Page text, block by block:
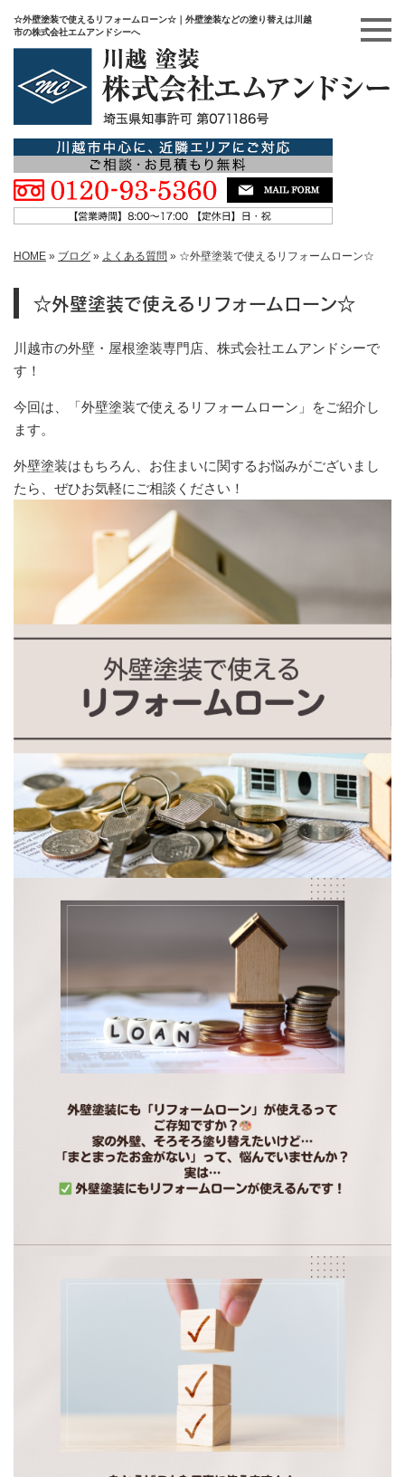
☆外壁塗装で使えるリフォームローン☆｜外壁塗装などの塗り替えは川越
市の株式会社エムアンドシーへ
HOME » ブログ » よくある質問 » ☆外壁塗装で使えるリフォームローン☆
☆外壁塗装で使えるリフォームローン☆
川越市の外壁・屋根塗装専門店、株式会社エムアンドシーで
す！
今回は、「外壁塗装で使えるリフォームローン」をご紹介し
ます。
外壁塗装はもちろん、お住まいに関するお悩みがございまし
たら、ぜひお気軽にご相談ください！